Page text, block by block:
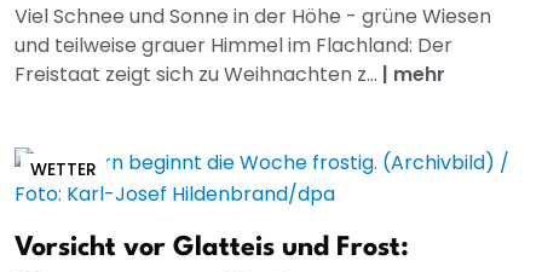
Viel Schnee und Sonne in der Höhe - grüne Wiesen
und teilweise grauer Himmel im Flachland: Der
Freistaat zeigt sich zu Weihnachten z... | mehr
WETTER
Vorsicht vor Glatteis und Frost: